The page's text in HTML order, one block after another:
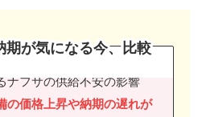
期が気になる今、比較
ナフサの供給不安の影響
の価格上昇や納期の遅れが